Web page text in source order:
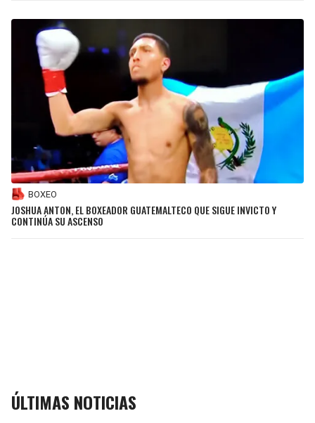
BOXEO
JOSHUA ANTON, EL BOXEADOR GUATEMALTECO QUE SIGUE INVICTO Y
CONTINÚA SU ASCENSO
ÚLTIMAS NOTICIAS